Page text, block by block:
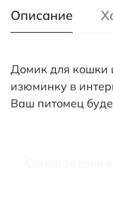
Описание
Домик для кошки
изюминку в
Ваш питомец